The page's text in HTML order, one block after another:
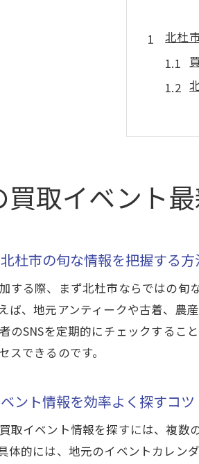
北杜
掘り
取イベント
杜市の旬な情報を把握する方
する際、まず北杜市ならではの
ば、地元アンティークや古着、農
のSNSを定期的にチェックするこ
スできるのです。
ント情報を効率よく探すコツ
取イベント情報を探すには、複数
体的には、地元のイベントカレン